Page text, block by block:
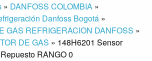
» DANFOSS COLOMBIA »
Danfoss Bogotá »
GAS REFRIGERACION DANFOSS »
DE GAS » 148H6201 Sensor
RANGO 0